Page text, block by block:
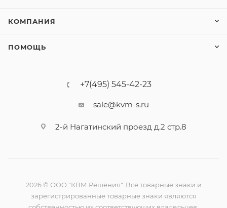
КОМПАНИЯ
ПОМОЩЬ
+7(495) 545-42-23
sale@kvm-s.ru
2-й Нагатинский проезд д.2 стр.8
2026 © ООО "КВМ Решения". Все товарные знаки и
зарегистрированные товарные знаки являются